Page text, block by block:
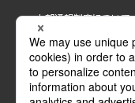
内部通報制度について